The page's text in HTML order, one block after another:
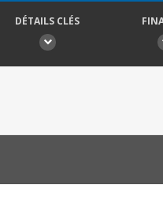
DÉTAILS CLÉS